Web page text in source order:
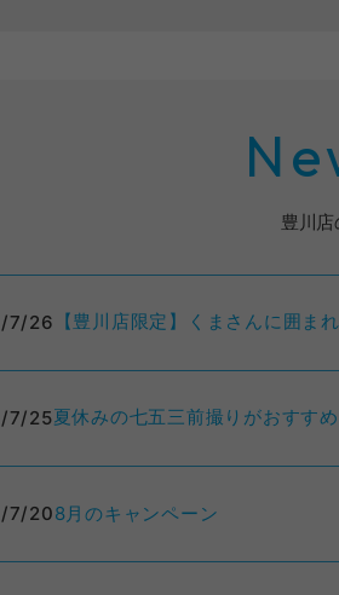
豊川店
7/26 【豊川店限定】くまさんに囲ま
7/25夏休みの七五三前撮りがおすす
7/208月のキャンペーン